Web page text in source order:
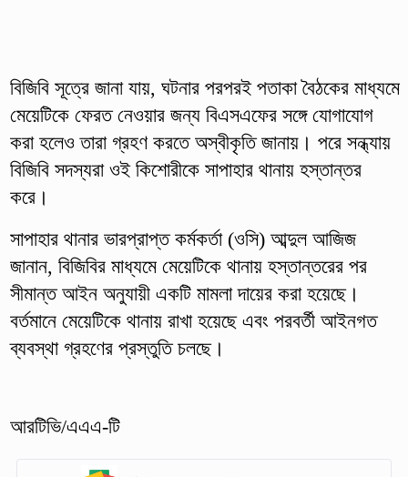
বিজিবি সূত্রে জানা যায়, ঘটনার পরপরই পতাকা বৈঠকের মাধ্যমে
মেয়েটিকে ফেরত নেওয়ার জন্য বিএসএফের সঙ্গে যোগাযোগ
করা হলেও তারা গ্রহণ করতে অস্বীকৃতি জানায়। পরে সন্ধ্যায়
বিজিবি সদস্যরা ওই কিশোরীকে সাপাহার থানায় হস্তান্তর
করে।
সাপাহার থানার ভারপ্রাপ্ত কর্মকর্তা (ওসি) আব্দুল আজিজ
জানান, বিজিবির মাধ্যমে মেয়েটিকে থানায় হস্তান্তরের পর
সীমান্ত আইন অনুযায়ী একটি মামলা দায়ের করা হয়েছে।
বর্তমানে মেয়েটিকে থানায় রাখা হয়েছে এবং পরবর্তী আইনগত
ব্যবস্থা গ্রহণের প্রস্তুতি চলছে।
আরটিভি/এএএ-টি